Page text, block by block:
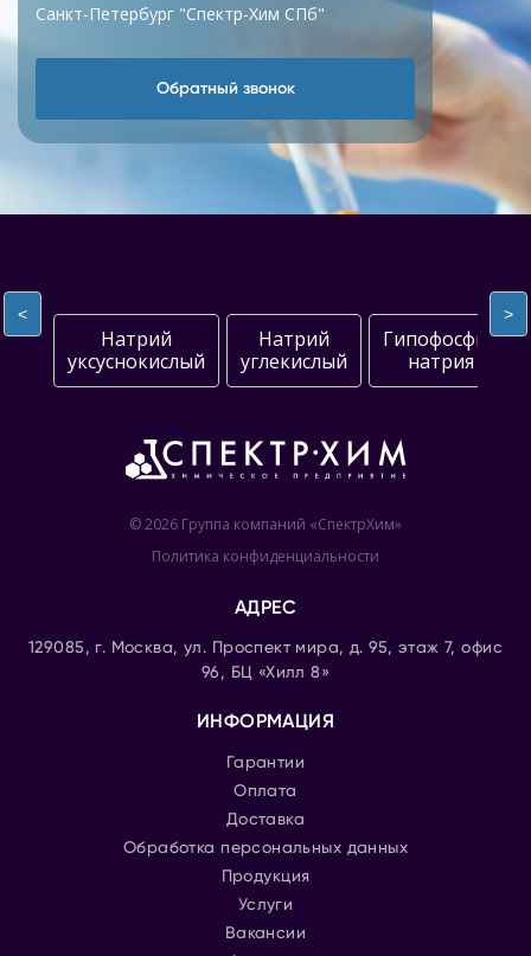
Санкт-Петербург "Спектр-Хим СПб"
Обратный звонок
<
Натрий
уксуснокислый
Натрий
углекислый
Гипофосфит
натрия
>
© 2026 Группа компаний «СпектрХим»
Политика конфиденциальности
АДРЕС
129085, г. Москва, ул. Проспект мира, д. 95, этаж 7, офис
96, БЦ «Хилл 8»
ИНФОРМАЦИЯ
Гарантии
Оплата
Доставка
Обработка персональных данных
Продукция
Услуги
Вакансии